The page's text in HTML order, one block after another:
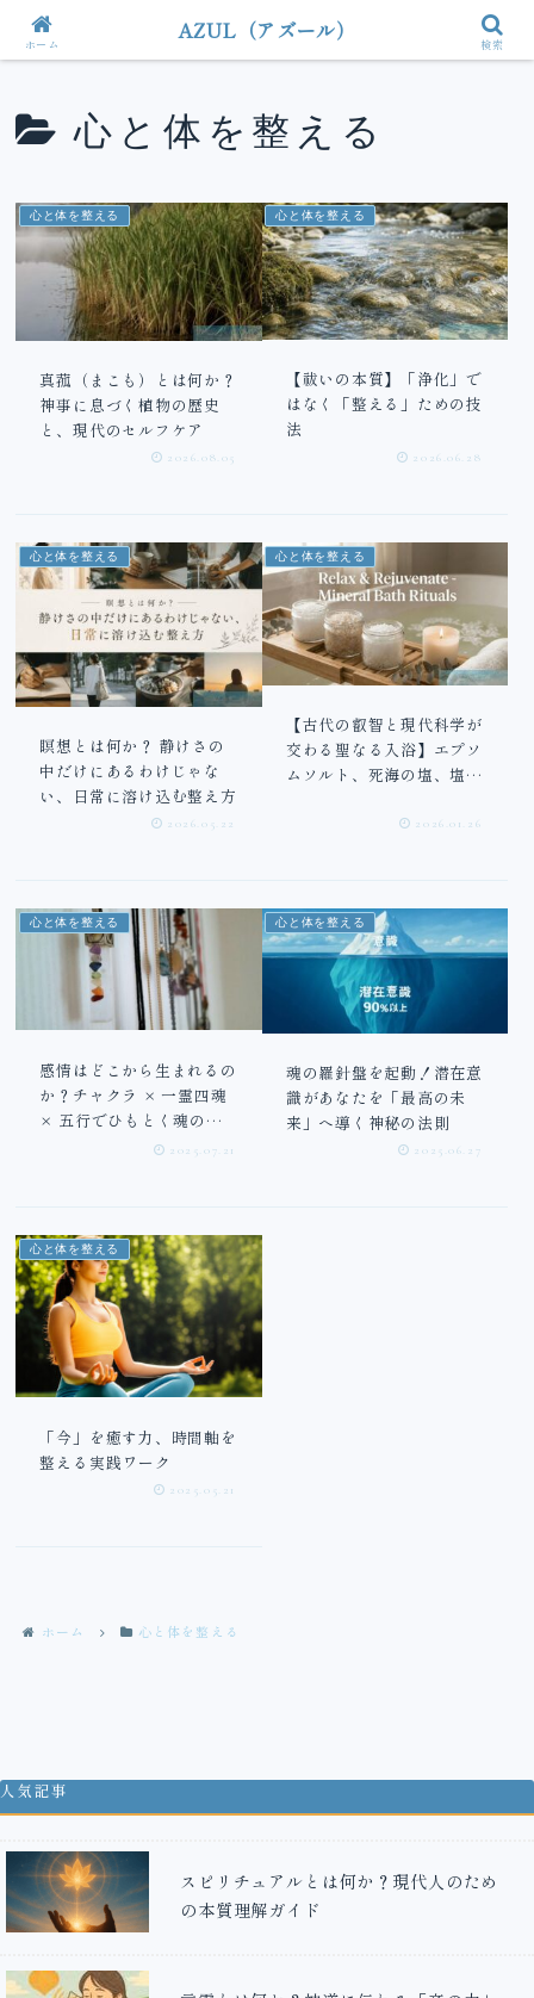
心と体を整える
心と体を整える
真菰（まこも）とは何か？
神事に息づく植物の歴史
と、現代のセルフケア
2026.08.05
心と体を整える
【祓いの本質】「浄化」で
はなく「整える」ための技
法
2026.06.28
心と体を整える
瞑想とは何か？ 静けさの
中だけにあるわけじゃな
い、日常に溶け込む整え方
2026.05.22
心と体を整える
【古代の叡智と現代科学が
交わる聖なる入浴】エプソ
ムソルト、死海の塩、塩化
2026.01.26
心と体を整える
感情はどこから生まれるの
か？チャクラ × 一霊四魂
× 五行でひもとく魂の仕
2025.07.21
心と体を整える
魂の羅針盤を起動！潜在意
識があなたを「最高の未
来」へ導く神秘の法則
2025.06.27
心と体を整える
「今」を癒す力、時間軸を
整える実践ワーク
2025.05.21
ホーム 心と体を整える
人気記事
スピリチュアルとは何か？現代人のため
の本質理解ガイド
ホーム
AZUL（アズール）
検索